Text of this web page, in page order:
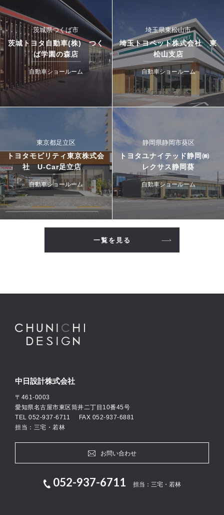
茨城県つくば市
茨城トヨタ自動車(株) つく
ば学園の森店
自動車ショールーム
埼玉県東松山市
埼玉トヨペット株式会社 東
松山支店
自動車ショールーム
東京都足立区
トヨタモビリティ東京株式会
社 U-Car足立店
自動車ショールーム
静岡県静岡市葵区
トヨタユナイテッド静岡㈱
レクサス静岡葵
自動車ショールーム
一覧を見る
中日設計株式会社
〒461-0003
愛知県名古屋市東区筒井二丁目10番45号
TEL 052-937-6711 FAX 052-937-6881
担当：三宅・若林
お問い合わせ
052-937-6711 担当：三宅・若林